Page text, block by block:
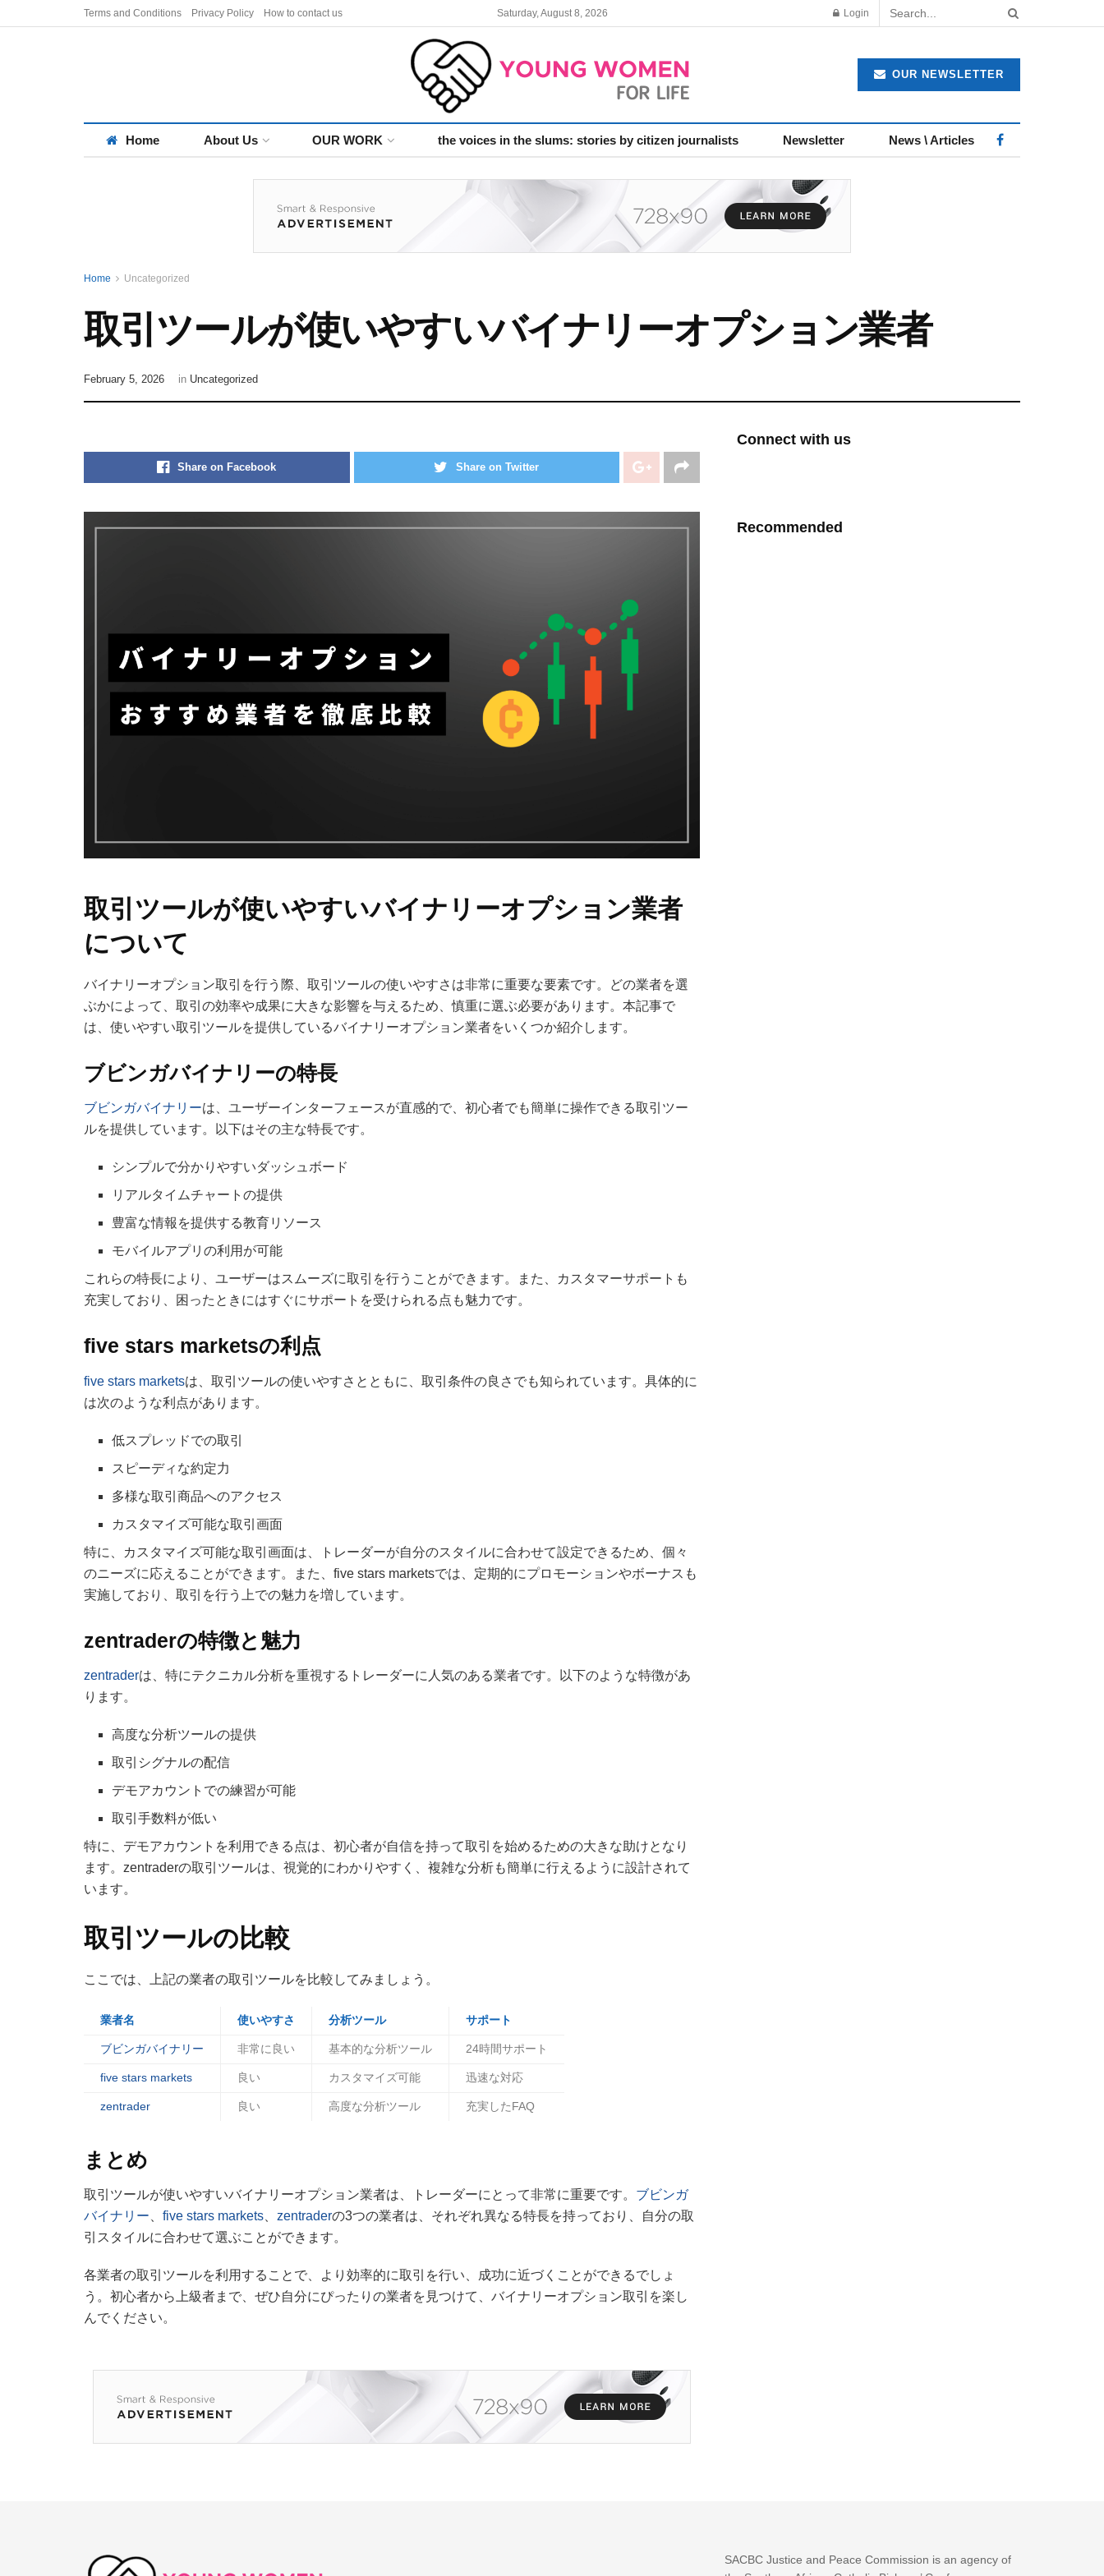
Terms and Conditions Privacy Policy How to contact us Saturday, August 8, 2026 Login
OUR NEWSLETTER
Home About Us OUR WORK the voices in the slums: stories by citizen journalists Newsletter News \ Articles
Home Uncategorized
取引ツールが使いやすいバイナリーオプション業者
February 5, 2026 in Uncategorized
Share on Facebook Share on Twitter
取引ツールが使いやすいバイナリーオプション業者
について
バイナリーオプション取引を行う際、取引ツールの使いやすさは非常に重要な要素です。どの業者を選
ぶかによって、取引の効率や成果に大きな影響を与えるため、慎重に選ぶ必要があります。本記事で
は、使いやすい取引ツールを提供しているバイナリーオプション業者をいくつか紹介します。
ブビンガバイナリーの特長
ブビンガバイナリーは、ユーザーインターフェースが直感的で、初心者でも簡単に操作できる取引ツー
ルを提供しています。以下はその主な特長です。
シンプルで分かりやすいダッシュボード
リアルタイムチャートの提供
豊富な情報を提供する教育リソース
モバイルアプリの利用が可能
これらの特長により、ユーザーはスムーズに取引を行うことができます。また、カスタマーサポートも
充実しており、困ったときにはすぐにサポートを受けられる点も魅力です。
five stars marketsの利点
five stars marketsは、取引ツールの使いやすさとともに、取引条件の良さでも知られています。具体的に
は次のような利点があります。
低スプレッドでの取引
スピーディな約定力
多様な取引商品へのアクセス
カスタマイズ可能な取引画面
特に、カスタマイズ可能な取引画面は、トレーダーが自分のスタイルに合わせて設定できるため、個々
のニーズに応えることができます。また、five stars marketsでは、定期的にプロモーションやボーナスも
実施しており、取引を行う上での魅力を増しています。
zentraderの特徴と魅力
zentraderは、特にテクニカル分析を重視するトレーダーに人気のある業者です。以下のような特徴があ
ります。
高度な分析ツールの提供
取引シグナルの配信
デモアカウントでの練習が可能
取引手数料が低い
特に、デモアカウントを利用できる点は、初心者が自信を持って取引を始めるための大きな助けとなり
ます。zentraderの取引ツールは、視覚的にわかりやすく、複雑な分析も簡単に行えるように設計されて
います。
取引ツールの比較
ここでは、上記の業者の取引ツールを比較してみましょう。
業者名 使いやすさ 分析ツール サポート
ブビンガバイナリー 非常に良い 基本的な分析ツール 24時間サポート
five stars markets 良い カスタマイズ可能 迅速な対応
zentrader 良い 高度な分析ツール 充実したFAQ
まとめ
取引ツールが使いやすいバイナリーオプション業者は、トレーダーにとって非常に重要です。 ブビンガ
バイナリー
five stars markets zentraderの3つの業者は、それぞれ異なる特長を持っており、自分の取
引スタイルに合わせて選ぶことができます。
各業者の取引ツールを利用することで、より効率的に取引を行い、成功に近づくことができるでしょ
う。初心者から上級者まで、ぜひ自分にぴったりの業者を見つけて、バイナリーオプション取引を楽し
んでください。
Connect with us
Recommended
SACBC Justice and Peace Commission is an agency of